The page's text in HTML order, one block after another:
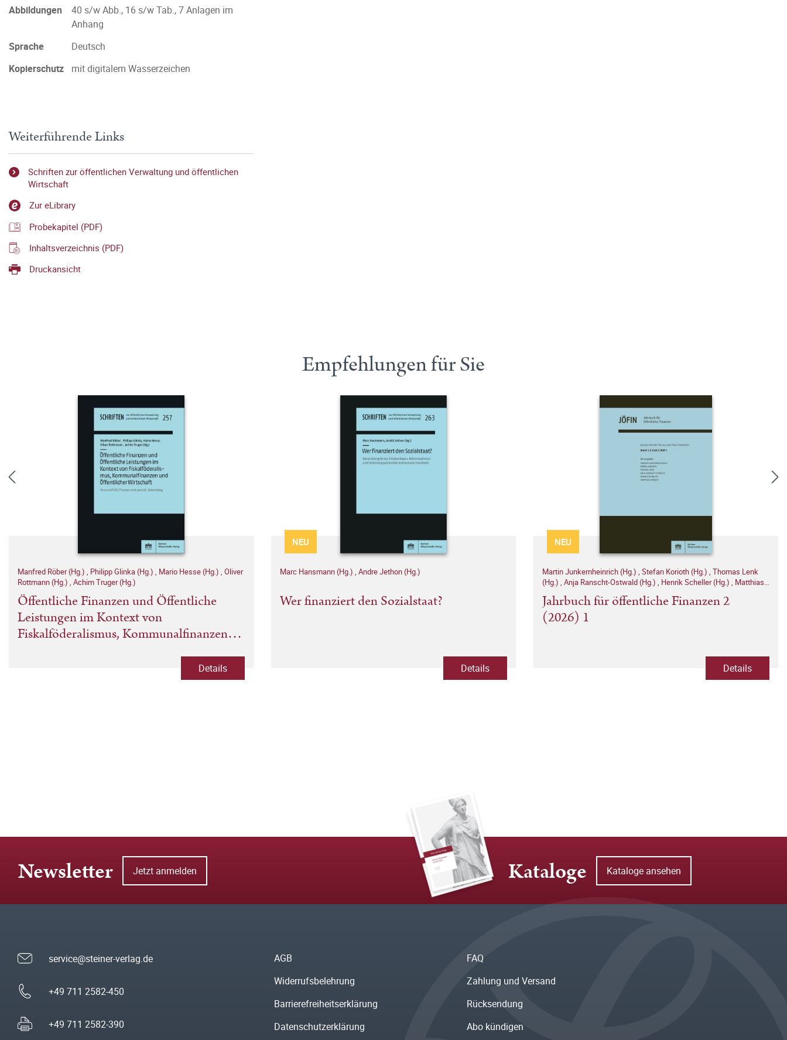
Abbildungen
40 s/w Abb., 16 s/w Tab., 7 Anlagen im
Anhang
Sprache
Deutsch
Kopierschutz
mit digitalem Wasserzeichen
Weiterführende Links
Schriften zur öffentlichen Verwaltung und öffentlichen
Wirtschaft
Zur eLibrary
Probekapitel (PDF)
Inhaltsverzeichnis (PDF)
Druckansicht
Empfehlungen für Sie
Manfred Röber (Hg.) , Philipp Glinka (Hg.) , Mario Hesse (Hg.) , Oliver
Rottmann (Hg.) , Achim Truger (Hg.)
Öffentliche Finanzen und Öffentliche
Leistungen im Kontext von
Fiskalföderalismus, Kommunalfinanzen
Details
NEU
Marc Hansmann (Hg.) , Andre Jethon (Hg.)
Wer finanziert den Sozialstaat?
Details
NEU
Martin Junkernheinrich (Hg.) , Stefan Korioth (Hg.) , Thomas Lenk
(Hg.) , Anja Ranscht-Ostwald (Hg.) , Henrik Scheller (Hg.) , Matthias
Jahrbuch für öffentliche Finanzen 2
(2026) 1
Details
Newsletter Jetzt anmelden Kataloge Kataloge ansehen
service@steiner-verlag.de
+49 711 2582-450
+49 711 2582-390
AGB
Widerrufsbelehrung
Barrierefreiheitserklärung
Datenschutzerklärung
FAQ
Zahlung und Versand
Rücksendung
Abo kündigen